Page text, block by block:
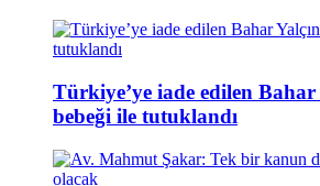
Türkiye’ye iade edilen Bahar
bebeği ile tutuklandı